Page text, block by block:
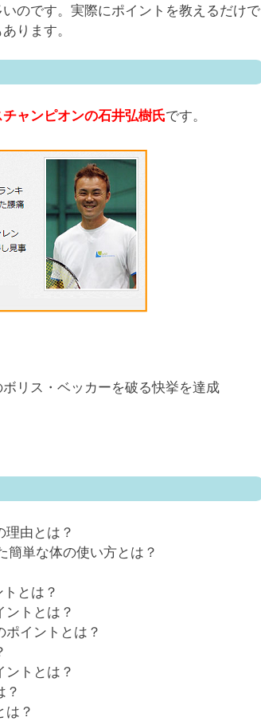
のです。実際にポイントを教えるだけで
ります。
ャンピオンの石井弘樹氏です。
リス・ベッカーを破る快挙を達成
由とは？
簡単な体の使い方とは？
とは？
トとは？
イントとは？
ントとは？
？
は？